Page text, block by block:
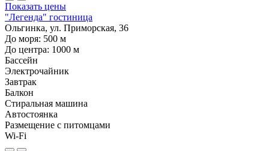
Показать цены
"Легенда" гостиница
Ольгинка, ул. Приморская, 36
До моря: 500 м
До центра: 1000 м
Бассейн
Электрочайник
Завтрак
Балкон
Стиральная машина
Автостоянка
Размещение с питомцами
Wi-Fi